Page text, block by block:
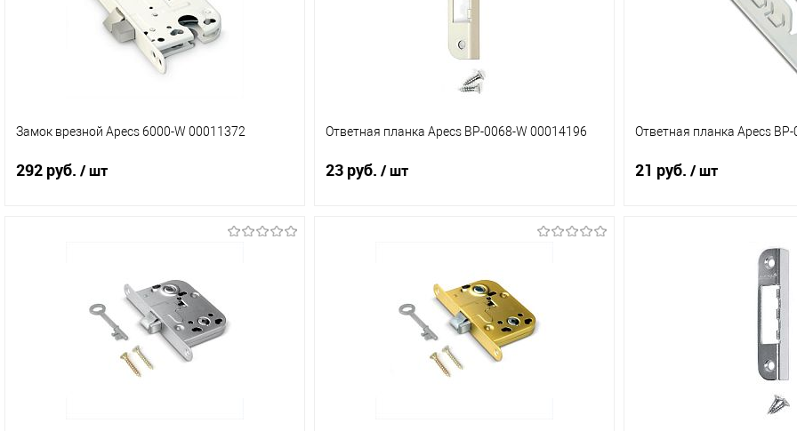
Замок врезной Apecs 6000-W 00011372
292 руб. / шт
Сравнение
В избранное
В наличии (2)
Ответная планка Apecs BP-0068-W 00014196
23 руб. / шт
Сравнение
В избранное
В наличии (265)
Ответная планка Apecs
21 руб. / шт
В